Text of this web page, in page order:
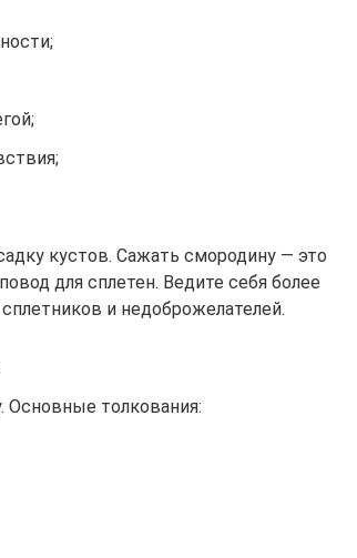
кустов. Сажать смородину — это
для сплетен. Ведите себя более
и недоброжелателей.
Основные толкования: